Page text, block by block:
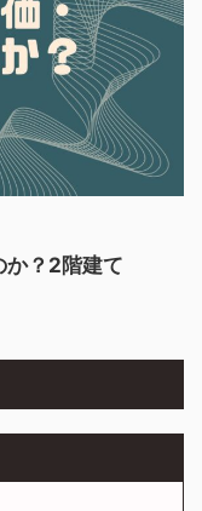
か？2階建て